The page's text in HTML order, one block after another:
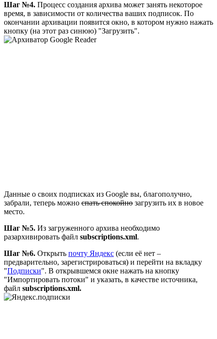
Шаг №4. Процесс создания архива может занять некоторое
время, в зависимости от количества ваших подписок. По
окончании архивации появится окно, в котором нужно нажать
кнопку (на этот раз синюю) "Загрузить".
Данные о своих подписках из Google вы, благополучно,
забрали, теперь можно спать спокойно загрузить их в новое
место.
Шаг №5. Из загруженного архива необходимо
разархивировать файл subscriptions.xml.
Шаг №6. Открыть почту Яндекс (если её нет –
предварительно, зарегистрироваться) и перейти на вкладку
"Подписки". В открывшемся окне нажать на кнопку
"Импортировать потоки" и указать, в качестве источника,
файл subscriptions.xml.